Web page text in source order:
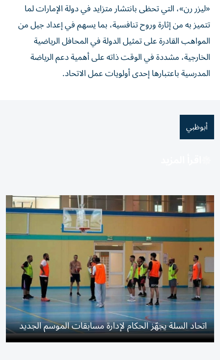
«ليزر رن»، التي تحظى بانتشار متزايد في دولة الإمارات لما
تتميز به من إثارة وروح تنافسية، بما يسهم في إعداد جيل من
المواهب القادرة على تمثيل الدولة في المحافل الرياضية
الخارجية، مشددة في الوقت ذاته على أهمية دعم الرياضة
المدرسية باعتبارها إحدى أولويات عمل الاتحاد.
أبوظبي
اتحاد السلة يجهّز الحكام لإدارة مسابقات الموسم الجديد